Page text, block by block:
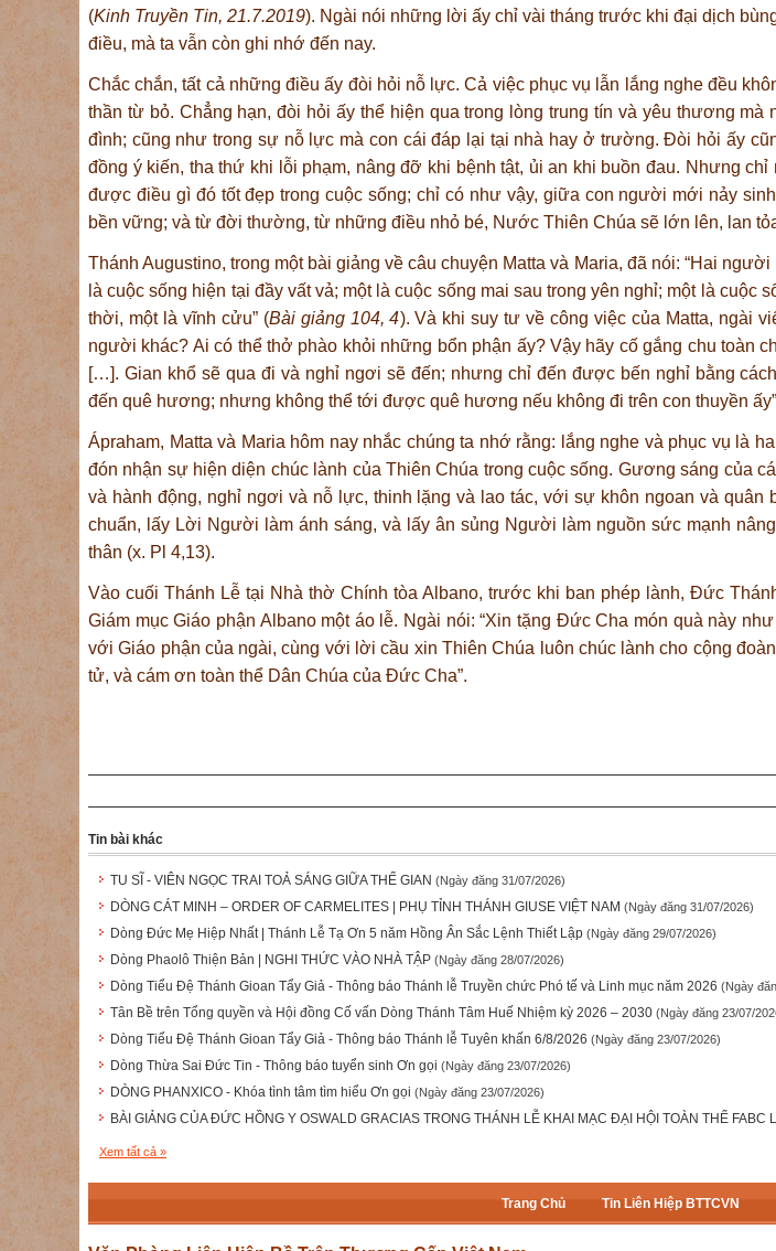
(Kinh Truyền Tin, 21.7.2019). Ngài nói những lời ấy chỉ vài tháng trước khi đại dịch
điều, mà ta vẫn còn ghi nhớ đến nay.
Chắc chắn, tất cả những điều ấy đòi hỏi nỗ lực. Cả việc phục vụ lẫn lắng nghe đều
thần từ bỏ. Chẳng hạn, đòi hỏi ấy thể hiện qua trong lòng trung tín và yêu thương
đình; cũng như trong sự nỗ lực mà con cái đáp lại tại nhà hay ở trường. Đòi hỏi ấy
đồng ý kiến, tha thứ khi lỗi phạm, nâng đỡ khi bệnh tật, ủi an khi buồn đau. Nhưng
được điều gì đó tốt đẹp trong cuộc sống; chỉ có như vậy, giữa con người mới nảy
bền vững; và từ đời thường, từ những điều nhỏ bé, Nước Thiên Chúa sẽ lớn lên, lan
Thánh Augustino, trong một bài giảng về câu chuyện Matta và Maria, đã nói: “Hai
là cuộc sống hiện tại đầy vất vả; một là cuộc sống mai sau trong yên nghỉ; một là cuộc
thời, một là vĩnh cửu” (Bài giảng 104, 4). Và khi suy tư về công việc của Matta, ngài
người khác? Ai có thể thở phào khỏi những bổn phận ấy? Vậy hãy cố gắng chu toàn
[…]. Gian khổ sẽ qua đi và nghỉ ngơi sẽ đến; nhưng chỉ đến được bến nghỉ bằng
đến quê hương; nhưng không thể tới được quê hương nếu không đi trên con thuyền
Ápraham, Matta và Maria hôm nay nhắc chúng ta nhớ rằng: lắng nghe và phục vụ là
đón nhận sự hiện diện chúc lành của Thiên Chúa trong cuộc sống. Gương sáng của
và hành động, nghỉ ngơi và nỗ lực, thinh lặng và lao tác, với sự khôn ngoan và
chuẩn, lấy Lời Người làm ánh sáng, và lấy ân sủng Người làm nguồn sức mạnh
thân (x. Pl 4,13).
Vào cuối Thánh Lễ tại Nhà thờ Chính tòa Albano, trước khi ban phép lành, Đức
Giám mục Giáo phận Albano một áo lễ. Ngài nói: “Xin tặng Đức Cha món quà này
với Giáo phận của ngài, cùng với lời cầu xin Thiên Chúa luôn chúc lành cho cộng
tử, và cám ơn toàn thể Dân Chúa của Đức Cha”.
Tin bài khác
TU SĨ - VIÊN NGỌC TRAI TOẢ SÁNG GIỮA THẾ GIAN (Ngày đăng 31/07/2026)
DÒNG CÁT MINH – ORDER OF CARMELITES | PHỤ TỈNH THÁNH GIUSE VIỆT NAM (Ngày đăng 31/07/2026)
Dòng Đức Mẹ Hiệp Nhất | Thánh Lễ Tạ Ơn 5 năm Hồng Ân Sắc Lệnh Thiết Lập (Ngày đăng 29/07/2026)
Dòng Phaolô Thiện Bản | NGHI THỨC VÀO NHÀ TẬP (Ngày đăng 28/07/2026)
Dòng Tiểu Đệ Thánh Gioan Tẩy Giả - Thông báo Thánh lễ Truyền chức Phó tế và Linh mục năm 2026 (Ngày
Tân Bề trên Tổng quyền và Hội đồng Cố vấn Dòng Thánh Tâm Huế Nhiệm kỳ 2026 – 2030 (Ngày đăng 23/07/
Dòng Tiểu Đệ Thánh Gioan Tẩy Giả - Thông báo Thánh lễ Tuyên khấn 6/8/2026 (Ngày đăng 23/07/2026)
Dòng Thừa Sai Đức Tin - Thông báo tuyển sinh Ơn gọi (Ngày đăng 23/07/2026)
DÒNG PHANXICO - Khóa tình tâm tìm hiểu Ơn gọi (Ngày đăng 23/07/2026)
BÀI GIẢNG CỦA ĐỨC HỒNG Y OSWALD GRACIAS TRONG THÁNH LỄ KHAI MẠC ĐẠI HỘI TOÀN THỂ FABC
Xem tất cả »
Trang Chủ Tin Liên Hiệp BTTCVN